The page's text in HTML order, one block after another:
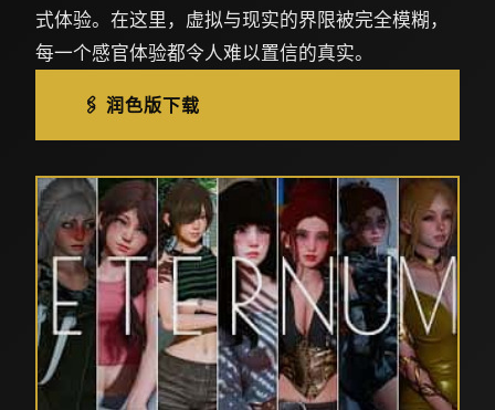
式体验。在这里，虚拟与现实的界限被完全模糊，
每一个感官体验都令人难以置信的真实。
🖇️ 润色版下载